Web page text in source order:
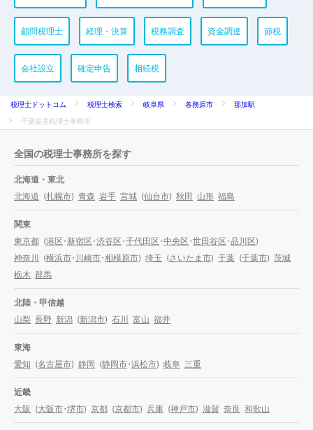
顧問税理士 経理・決算 税務調査 資金調達 節税
会社設立 確定申告 相続税
税理士ドットコム 税理士検索 岐阜県 各務原市
那加駅
千葉揚美税理士事務所
全国の税理士事務所を探す
北海道・東北
北海道 (札幌市) 青森 岩手 宮城 (仙台市) 秋田 山形 福島
関東
東京都 (港区・新宿区・渋谷区・千代田区・中央区・世田谷区・品川区)
神奈川 (横浜市・川崎市・相模原市) 埼玉 (さいたま市) 千葉 (千葉市) 茨城
栃木 群馬
北陸・甲信越
山梨 長野 新潟 (新潟市) 石川 富山 福井
東海
愛知 (名古屋市) 静岡 (静岡市・浜松市) 岐阜 三重
近畿
大阪 (大阪市・堺市) 京都 (京都市) 兵庫 (神戸市) 滋賀 奈良 和歌山